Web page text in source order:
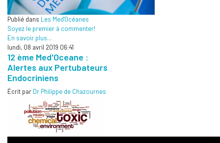
Publié dans Les Med'Océanes
Soyez le premier à commenter!
En savoir plus...
lundi, 08 avril 2019 06:41
12 ème Med'Oceane :
Alertes aux Pertubateurs
Endocriniens
Écrit par Dr Philippe de Chazournes